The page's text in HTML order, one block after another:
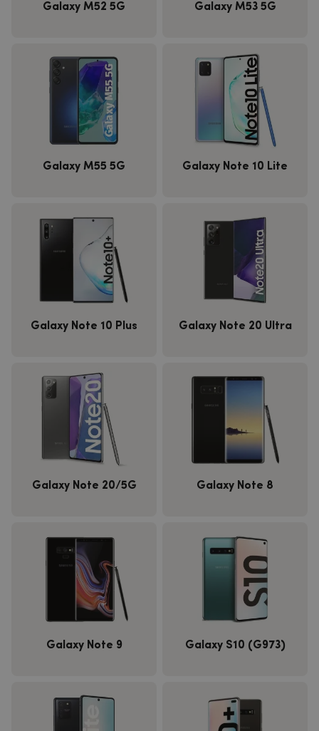
Galaxy M52 5G Galaxy M53 5G
Galaxy M55 5G Galaxy Note 10 Lite
Galaxy Note 10 Plus Galaxy Note 20 Ultra
Galaxy Note 20/5G Galaxy Note 8
Galaxy Note 9 Galaxy S10 (G973)